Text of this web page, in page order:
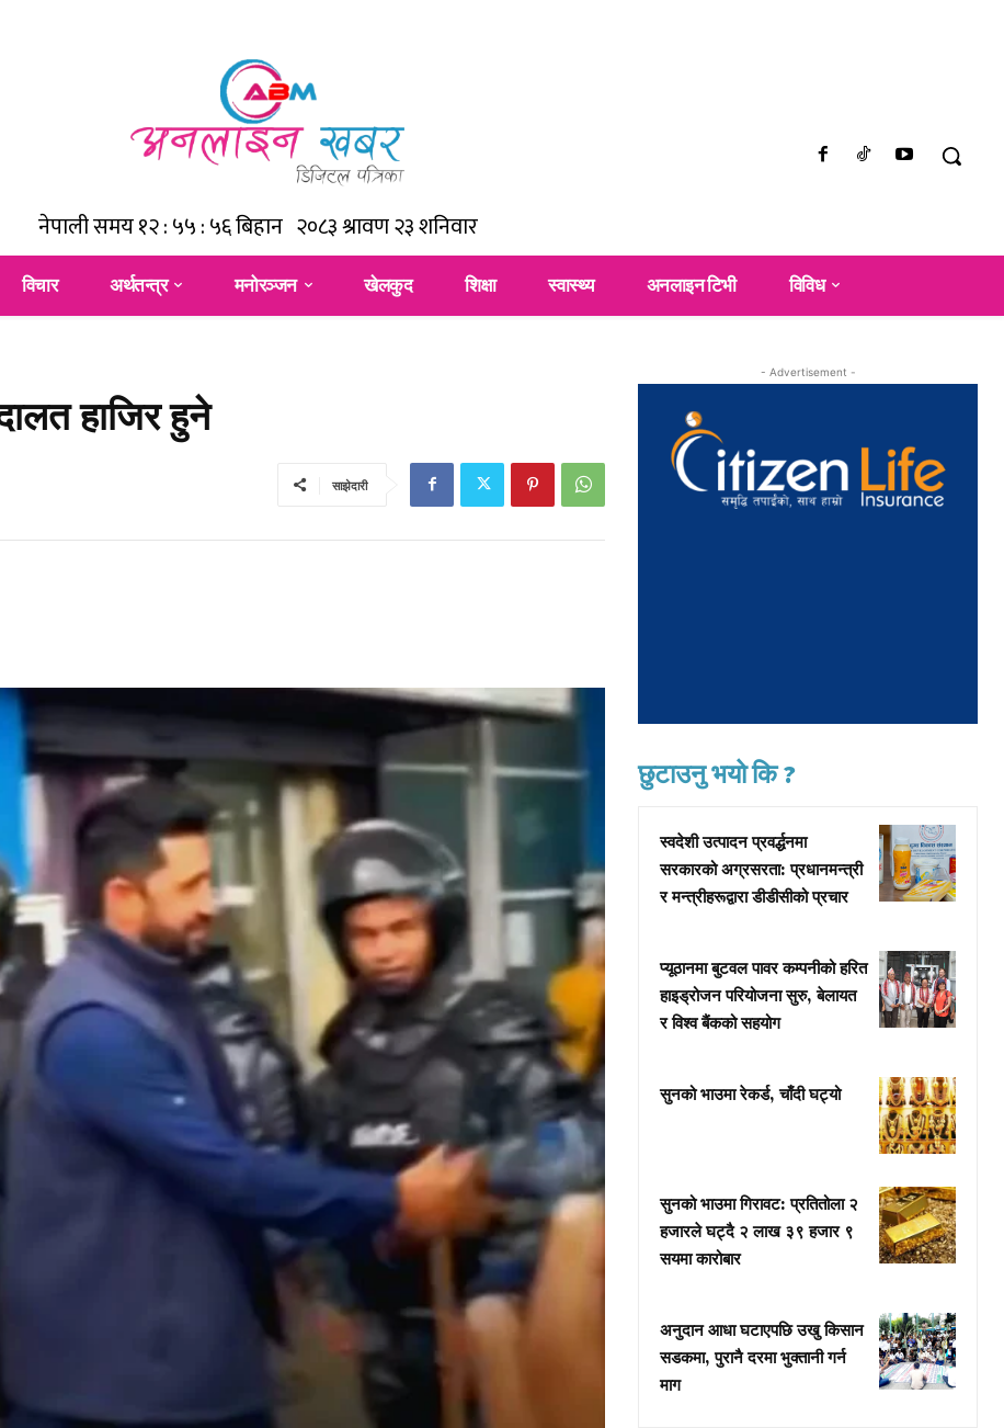
विचार अर्थतन्त्र मनोरञ्जन खेलकुद शिक्षा स्वास्थ्य अनलाइन टिभी विविध
हाजिर हुने
साझेदारी
- Advertisement -
छुटाउनु भयो कि ?
स्वदेशी उत्पादन प्रवर्द्धनमा
सरकारको अग्रसरता: प्रधानमन्त्री
र मन्त्रीहरूद्वारा डीडीसीको प्रचार
प्यूठानमा बुटवल पावर कम्पनीको हरित
हाइड्रोजन परियोजना सुरु, बेलायत
र विश्व बैंकको सहयोग
सुनको भाउमा रेकर्ड, चाँदी घट्यो
सुनको भाउमा गिरावट: प्रतितोला २
हजारले घट्दै २ लाख ३९ हजार ९
सयमा कारोबार
अनुदान आधा घटाएपछि उखु किसान
सडकमा, पुरानै दरमा भुक्तानी गर्न
माग